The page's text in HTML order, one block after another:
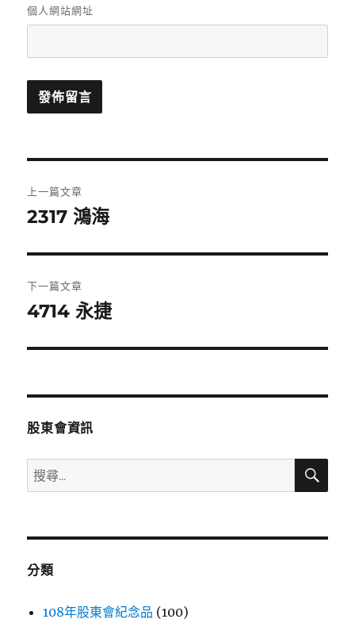
個人網站網址
章
覽
上一篇文章
上
篇
文
章:
2317 鴻海
下一篇文章
下
篇
章:
4714 永捷
股東會資訊
搜
尋
鍵
搜
分類
108年股東會紀念品 (100)